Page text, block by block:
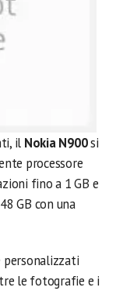
il Nokia N900si
processore
fino a 1 GB e
GB con una
personalizzati
le fotografie e i